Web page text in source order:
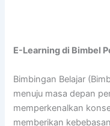
E-Learning di Bimbel
Bimbingan Belajar
menuju masa depan
memperkenalkan
memberikan